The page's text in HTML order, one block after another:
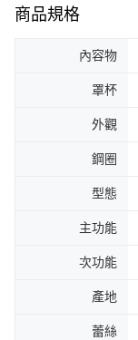
商品規格
內容物
罩杯
外觀
鋼圈
型態
主功能
次功能
產地
蕾絲